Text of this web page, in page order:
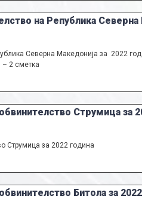
на Република Северна
Северна Македонија за 2022
– 2 сметка
Струмица за
Струмица за 2022 година
Битола за